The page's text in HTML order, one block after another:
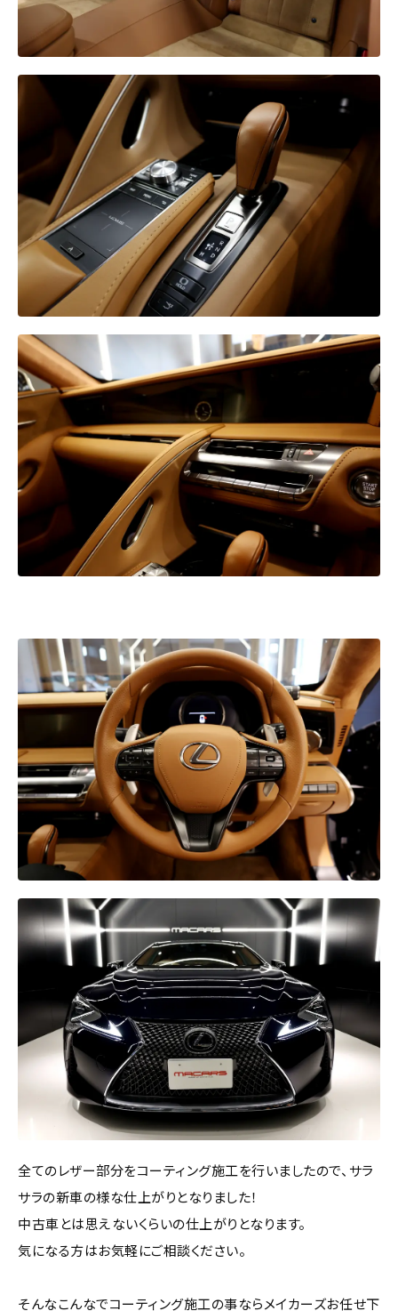
全てのレザー部分をコーティング施工を行いましたので、サラ
サラの新車の様な仕上がりとなりました！
中古車とは思えないくらいの仕上がりとなります。
気になる方はお気軽にご相談ください。
そんなこんなでコーティング施工の事ならメイカーズお任せ下